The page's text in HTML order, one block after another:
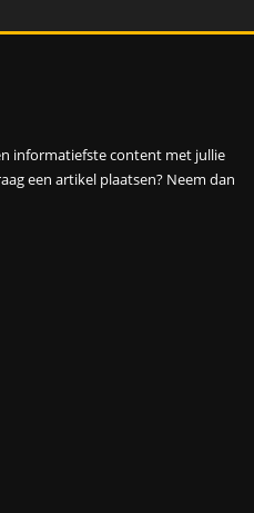
informatiefste content met jullie
een artikel plaatsen? Neem dan